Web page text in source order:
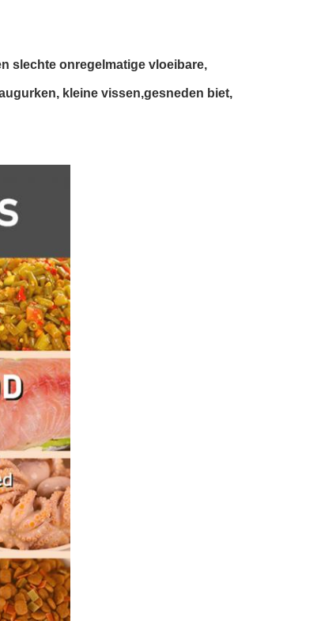
slechte onregelmatige vloeibare,
kleine vissen,gesneden biet,